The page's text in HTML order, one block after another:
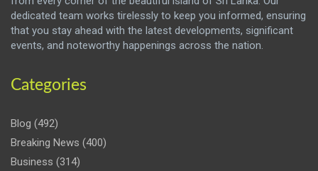
dedicated team works tirelessly to keep you informed, ensuring
that you stay ahead with the latest developments, significant
events, and noteworthy happenings across the nation.
Categories
Blog (492)
Breaking News (400)
Business (314)